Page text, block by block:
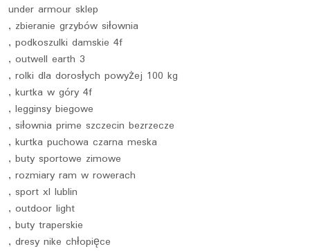
under armour sklep
, zbieranie grzybów siłownia
, podkoszulki damskie 4f
, outwell earth 3
, rolki dla dorosłych powyżej 100 kg
, kurtka w góry 4f
, legginsy biegowe
, siłownia prime szczecin bezrzecze
, kurtka puchowa czarna meska
, buty sportowe zimowe
, rozmiary ram w rowerach
, sport xl lublin
, outdoor light
, buty traperskie
, dresy nike chłopięce